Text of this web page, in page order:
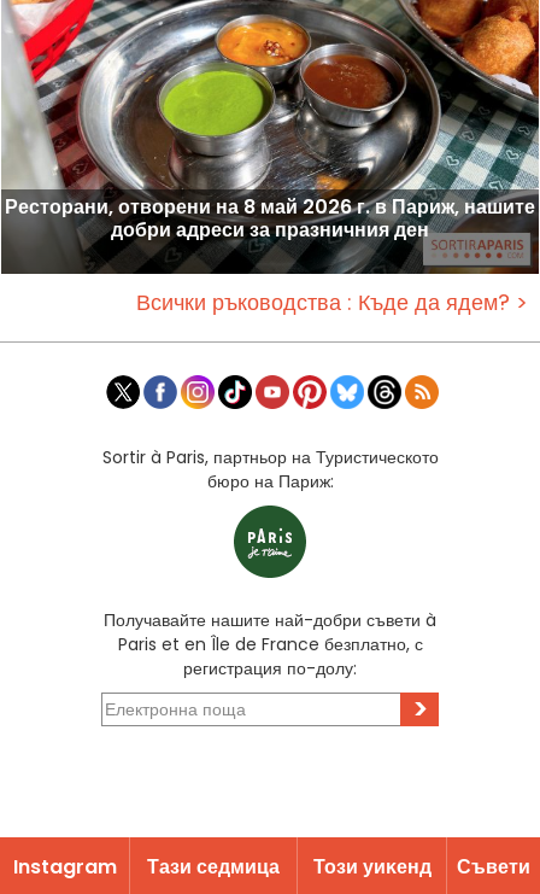
Ресторани, отворени на 8 май 2026 г. в Париж, нашите
добри адреси за празничния ден
Всички ръководства : Къде да ядем? >
Sortir à Paris, партньор на Туристическото
бюро на Париж:
Получавайте нашите най-добри съвети à
Paris et en Île de France безплатно, с
регистрация по-долу:
>
Instagram Тази седмица Този уиĸенд Съвети